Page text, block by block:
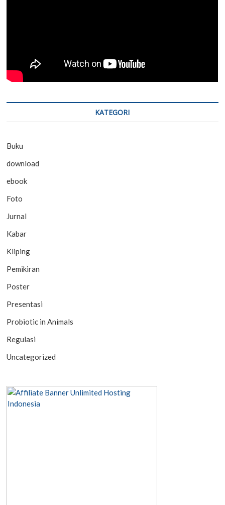
KATEGORI
Buku
download
ebook
Foto
Jurnal
Kabar
Kliping
Pemikiran
Poster
Presentasi
Probiotic in Animals
Regulasi
Uncategorized